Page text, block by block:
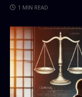
1 MIN READ